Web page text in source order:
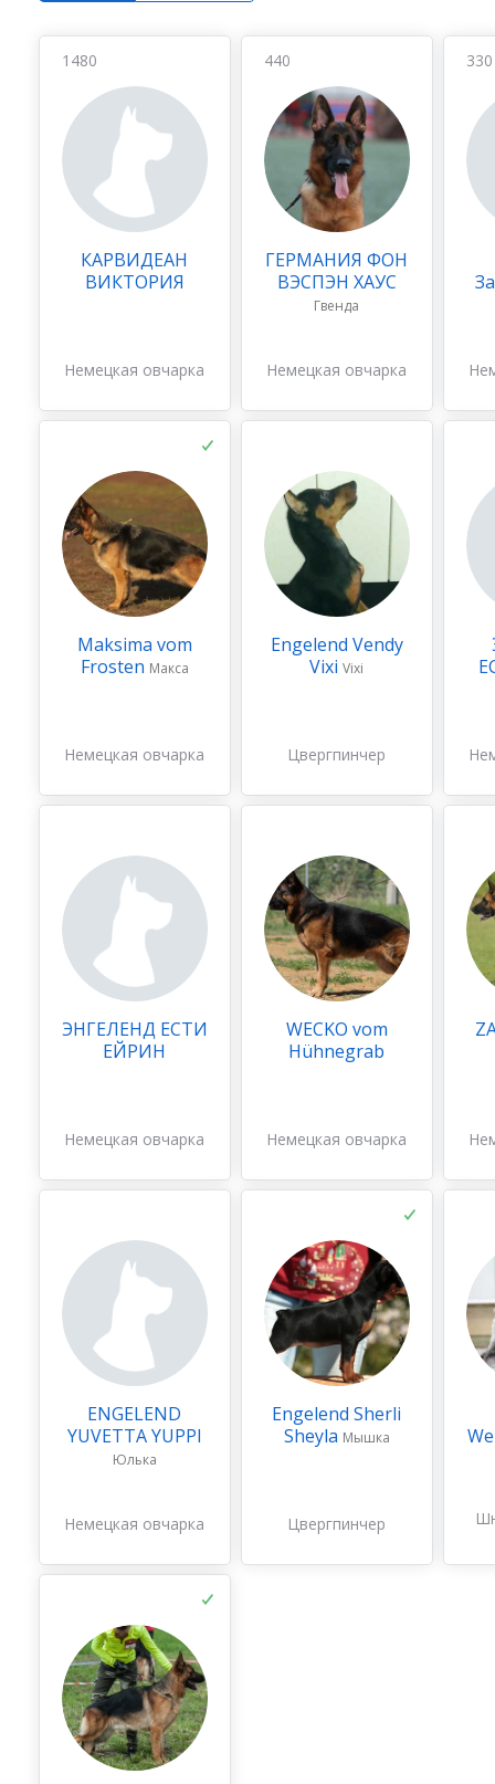
1480
КАРВИДЕАН
ВИКТОРИЯ
Немецкая овчарка
440
ГЕРМАНИЯ ФОН
ВЭСПЭН ХАУС
Гвенда
Немецкая овчарка
330
Maksima vom
Frosten Макса
Немецкая овчарка
Engelend Vendy
VixiVixi
Цвергпинчер
ЭНГЕЛЕНД ЕСТИ
ЕЙРИН
Немецкая овчарка
WECKO vom
Hühnegrab
Немецкая овчарка
ENGELEND
YUVETTA YUPPI
Юлька
Немецкая овчарка
Engelend Sherli
Sheyla Мышка
Цвергпинчер